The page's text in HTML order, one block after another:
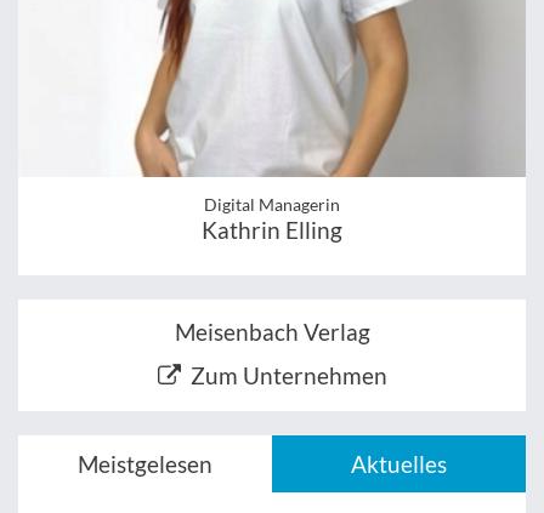
Digital Managerin
Kathrin Elling
Meisenbach Verlag
Zum Unternehmen
Meistgelesen Aktuelles